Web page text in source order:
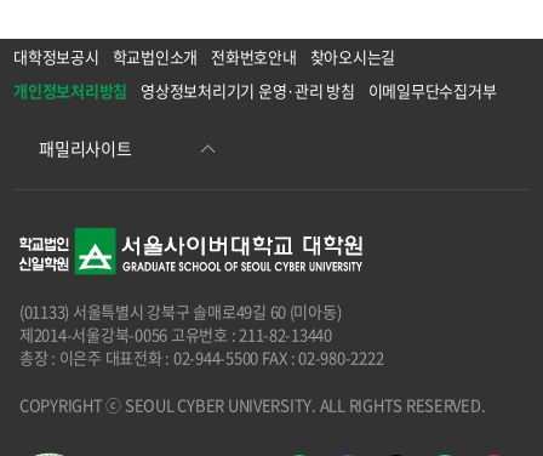
대학정보공시 학교법인소개 전화번호안내
찾아오시는길
개인정보처리방침
영상정보처리기기 운영·관리 방침 이메일무단수집거부
(01133) 서울특별시 강북구 솔매로49길 60 (미아동)
제2014-서울강북-0056 고유번호 : 211-82-13440
총장 : 이은주 대표전화 : 02-944-5500 FAX : 02-980-2222
COPYRIGHT ⓒ SEOUL CYBER UNIVERSITY. ALL RIGHTS RESERVED.